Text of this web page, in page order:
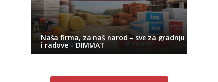
Naša firma, za naš narod – sve za gradnju
i radove – DIMMAT